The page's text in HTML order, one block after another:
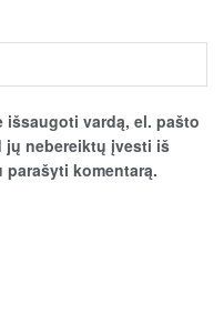
išsaugoti vardą, el. pašto
jų nebereiktų įvesti iš
komentarą.